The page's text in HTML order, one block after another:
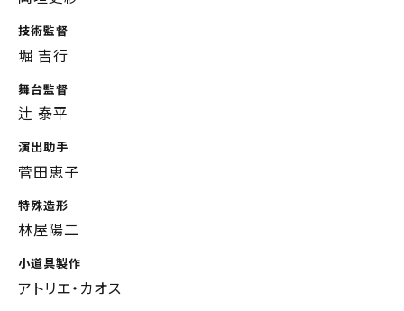
技術監督
堀 吉行
舞台監督
辻 泰平
演出助手
菅田恵子
特殊造形
林屋陽二
小道具製作
アトリエ・カオス